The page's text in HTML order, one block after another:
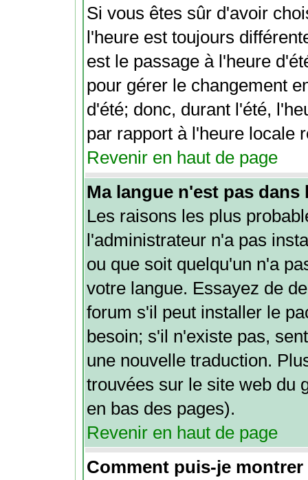
Si vous êtes sûr d'avoir
l'heure est toujours
est le passage à l'heure
pour gérer le changement
d'été; donc, durant l'été,
par rapport à l'heure locale
Revenir en haut de page
Ma langue n'est pas dans
Les raisons les plus
l'administrateur n'a pas
ou que soit quelqu'un n'a
votre langue. Essayez de
forum s'il peut installer le
besoin; s'il n'existe pas,
une nouvelle traduction.
trouvées sur le site web du
en bas des pages).
Revenir en haut de page
Comment puis-je